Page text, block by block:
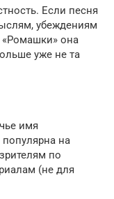
Если песня
убеждениям
«Ромашки» она
уже не та
имя
на
по
(не для